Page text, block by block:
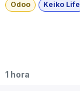
Odoo Keiko Life
1 hora